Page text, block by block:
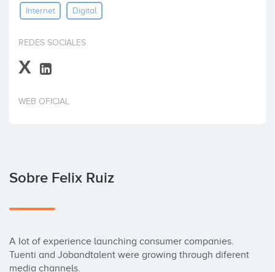
Invertir
Internet Digital
REDES SOCIALES
X
WEB OFICIAL
Sobre Felix Ruiz
A Iot of experience launching consumer companies.
Tuenti and Jobandtalent were growing through diferent
media channels.